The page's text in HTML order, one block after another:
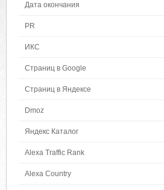
Дата окончания
PR
ИКС
Страниц в Google
Страниц в Яндексе
Dmoz
Яндекс Каталог
Alexa Traffic Rank
Alexa Country